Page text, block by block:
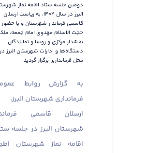
دومین جلسه ستاد اقامه نماز
البرز در سال ۱۴۰۴، به ریاست ارسلان
قاسمی فرماندار شهرستان و با حضور
حجت الاسلام مهدوی امام جمعه،
بخشدار مرکزی و روسا و نمایندگان
دستگاه‌ها و ادارات شهرستان البرز در
محل فرمانداری برگزار گردید.
به گزارش روابط
فرمانداری شهرستان البرز،
ارسلان قاسمی
شهرستان البرز در جلسه
اقامه نماز شهرستان